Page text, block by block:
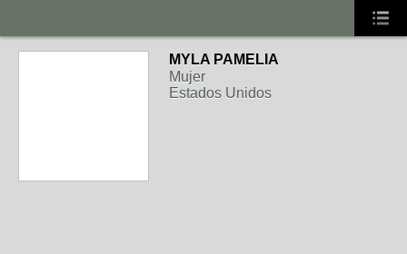
MYLA PAMELIA
Mujer
Estados Unidos